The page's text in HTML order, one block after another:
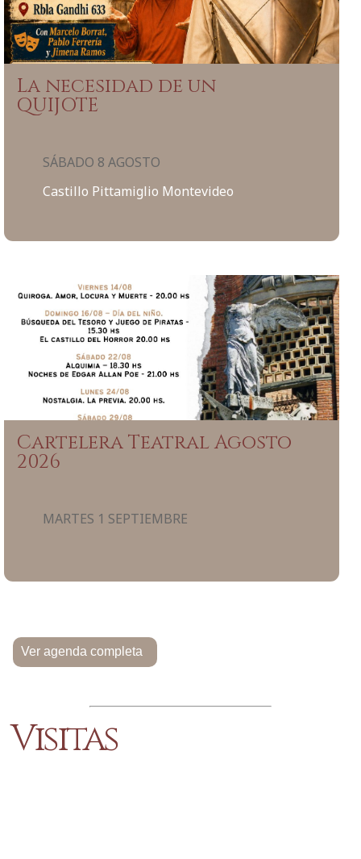
La necesidad de un
QUIJOTE
SÁBADO 8 AGOSTO
Castillo Pittamiglio Montevideo
Cartelera Teatral Agosto
2026
MARTES 1 SEPTIEMBRE
Ver agenda completa
Visitas